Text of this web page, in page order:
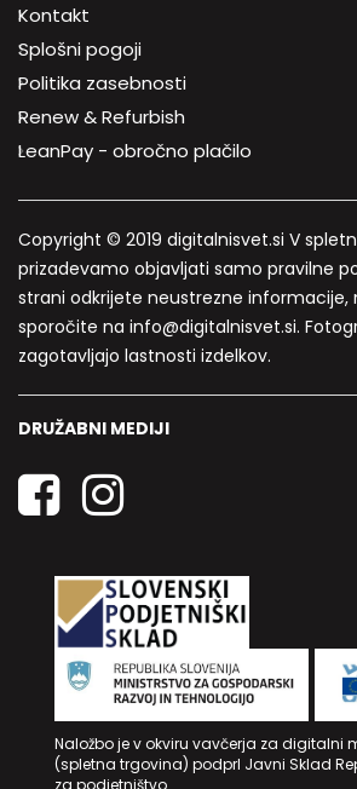
Kontakt
Splošni pogoji
Politika zasebnosti
Renew & Refurbish
LeanPay - obročno plačilo
Copyright © 2019 digitalnisvet.si V
prizadevamo objavljati samo pravilne
strani odkrijete neustrezne informacije,
sporočite na info@digitalnisvet.si.
zagotavljajo lastnosti izdelkov.
DRUŽABNI MEDIJI
Naložbo je v okviru vavčerja za digitalni
(spletna trgovina) podprl Javni Sklad
za podjetništvo.